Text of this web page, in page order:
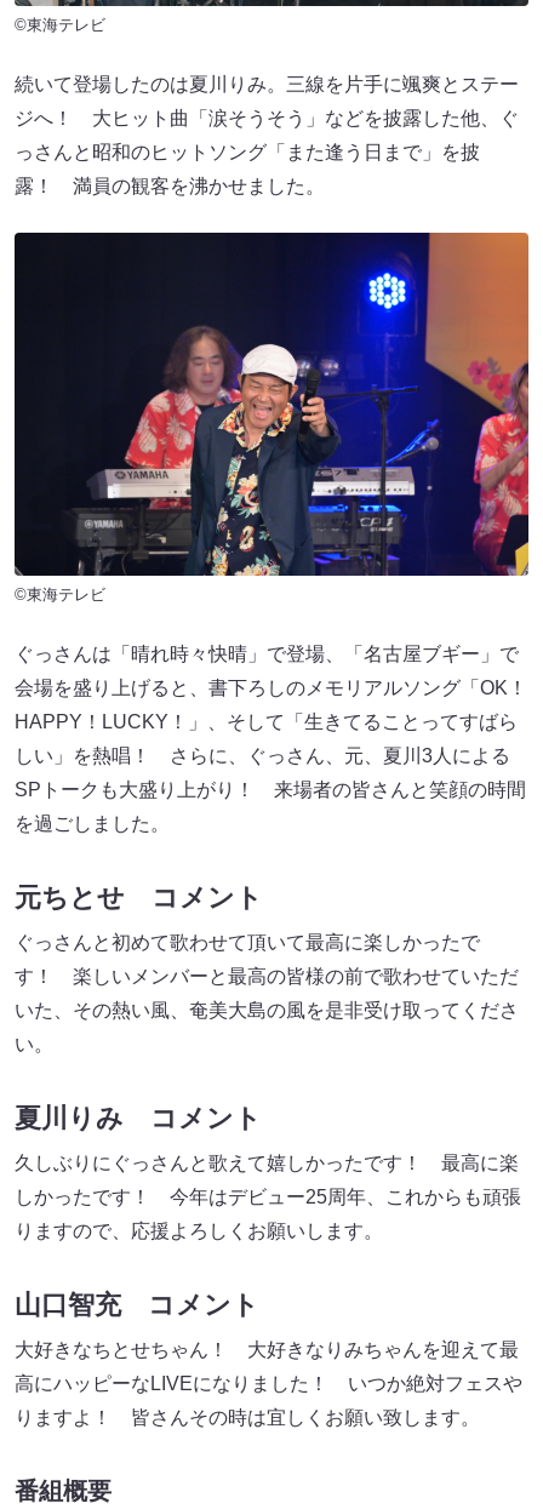
©東海テレビ
続いて登場したのは夏川りみ。三線を片手に颯爽とステー
ジへ！ 大ヒット曲「涙そうそう」などを披露した他、ぐ
っさんと昭和のヒットソング「また逢う日まで」を披
露！ 満員の観客を沸かせました。
©東海テレビ
ぐっさんは「晴れ時々快晴」で登場、「名古屋ブギー」で
会場を盛り上げると、書下ろしのメモリアルソング「OK！
HAPPY！LUCKY！」、そして「生きてることってすばら
しい」を熱唱！ さらに、ぐっさん、元、夏川3人による
SPトークも大盛り上がり！ 来場者の皆さんと笑顔の時間
を過ごしました。
元ちとせ コメント
ぐっさんと初めて歌わせて頂いて最高に楽しかったで
す！ 楽しいメンバーと最高の皆様の前で歌わせていただ
いた、その熱い風、奄美大島の風を是非受け取ってくださ
い。
夏川りみ コメント
久しぶりにぐっさんと歌えて嬉しかったです！ 最高に楽
しかったです！ 今年はデビュー25周年、これからも頑張
りますので、応援よろしくお願いします。
山口智充 コメント
大好きなちとせちゃん！ 大好きなりみちゃんを迎えて最
高にハッピーなLIVEになりました！ いつか絶対フェスや
りますよ！ 皆さんその時は宜しくお願い致します。
番組概要